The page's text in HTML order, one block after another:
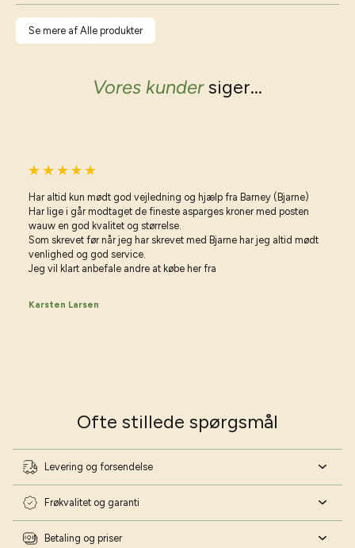
Se mere af Alle produkter
Vores kundersiger...
Har altid kun mødt god vejledning og hjælp fra Barney (Bjarne)
Har lige i går modtaget de fineste asparges kroner med posten
wauw en god kvalitet og størrelse.
Som skrevet før når jeg har skrevet med Bjarne har jeg altid mødt
venlighed og god service.
Jeg vil klart anbefale andre at købe her fra
Karsten Larsen
Ofte stillede spørgsmål
Levering og forsendelse
Frøkvalitet og garanti
Betaling og priser